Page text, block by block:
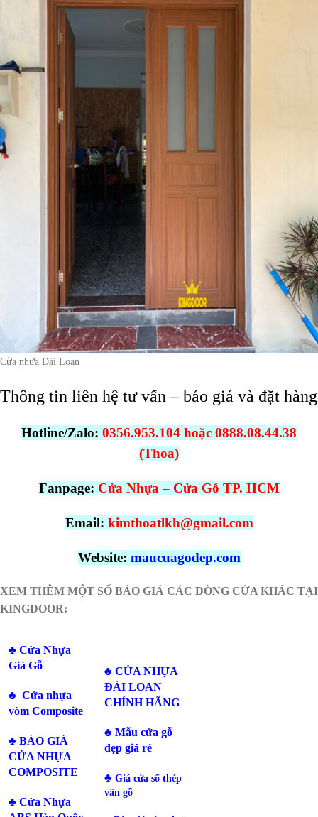
Cửa nhựa Đài Loan
Thông tin liên hệ tư vấn – báo giá và đặt hàng
Hotline/Zalo: 0356.953.104 hoặc 0888.08.44.38
(Thoa)
Fanpage: Cửa Nhựa – Cửa Gỗ TP. HCM
Email: kimthoatlkh@gmail.com
Website: maucuagodep.com
XEM THÊM MỘT SỐ BÁO GIÁ CÁC DÒNG CỬA KHÁC TẠI
KINGDOOR:
♣ Cửa Nhựa
Giả Gỗ
♣ Cửa nhựa
vòm Composite
♣ BÁO GIÁ
CỬA NHỰA
COMPOSITE
♣ Cửa Nhựa
♣ CỬA NHỰA
ĐÀI LOAN
CHÍNH HÃNG
♣ Mẫu cửa gỗ
đẹp giá rẻ
♣ Giá cửa sổ thép
vân gỗ